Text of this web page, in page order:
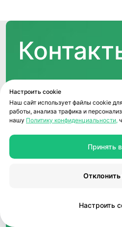
Настроить cookie
Наш сайт использует файлы cookie
работы, анализа трафика и
нашу Политику конфиденциальности,
Принять
Отклонить
Настроить